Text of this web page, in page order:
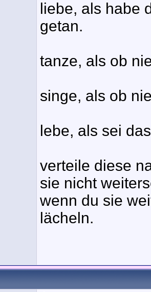
liebe, als habe
getan.
tanze, als ob
singe, als ob
lebe, als sei
verteile diese
sie nicht
wenn du sie
lächeln.